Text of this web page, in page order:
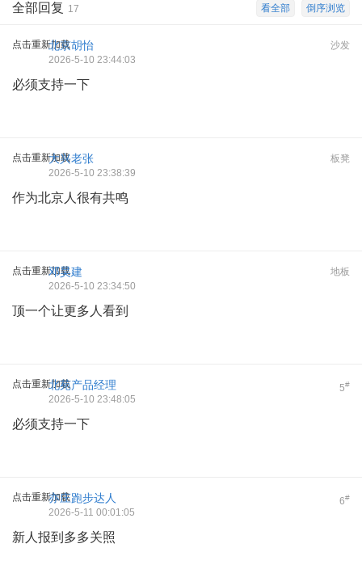
倒序浏览
看全部
全部回复 17
点击重新加载 沙发
北京胡怡
2026-5-10 23:44:03
必须支持一下
点击重新加载 板凳
大兴老张
2026-5-10 23:38:39
作为北京人很有共鸣
点击重新加载 地板
邓昊建
2026-5-10 23:34:50
顶一个让更多人看到
点击重新加载 5#
北苑产品经理
2026-5-10 23:48:05
必须支持一下
点击重新加载 6#
亦庄跑步达人
2026-5-11 00:01:05
新人报到多多关照